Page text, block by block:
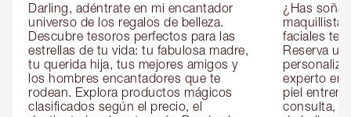
Darling, adéntrate en mi encantador
universo de los regalos de belleza.
Descubre tesoros perfectos para las
estrellas de tu vida: tu fabulosa madre,
tu querida hija, tus mejores amigos y
los hombres encantadores que te
rodean. Explora productos mágicos
clasificados según el precio, el
¿Has
maquillista
faciales te
Reserva
experto en
piel
consulta,